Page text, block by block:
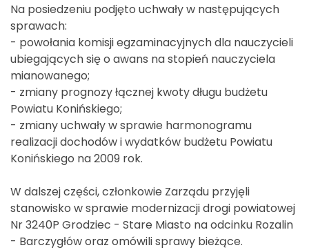
Na posiedzeniu podjęto uchwały w następujących
sprawach:
- powołania komisji egzaminacyjnych dla nauczycieli
ubiegających się o awans na stopień nauczyciela
mianowanego;
- zmiany prognozy łącznej kwoty długu budżetu
Powiatu Konińskiego;
- zmiany uchwały w sprawie harmonogramu
realizacji dochodów i wydatków budżetu Powiatu
Konińskiego na 2009 rok.
W dalszej części, członkowie Zarządu przyjęli
stanowisko w sprawie modernizacji drogi powiatowej
Nr 3240P Grodziec - Stare Miasto na odcinku Rozalin
- Barczygłów oraz omówili sprawy bieżące.